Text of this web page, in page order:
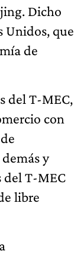
Dicho
Unidos, que
de
del T-MEC,
con
y
del T-MEC
libre